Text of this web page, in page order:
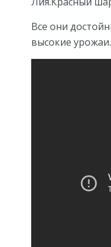
Все они
высокие урожаи.